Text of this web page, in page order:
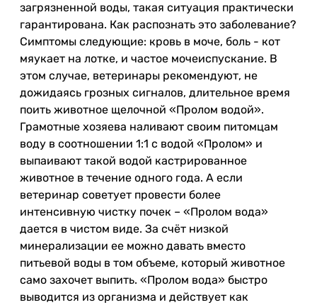
загрязненной воды, такая ситуация практически
гарантирована. Как распознать это заболевание?
Симптомы следующие: кровь в моче, боль - кот
мяукает на лотке, и частое мочеиспускание. В
этом случае, ветеринары рекомендуют, не
дожидаясь грозных сигналов, длительное время
поить животное щелочной «Пролом водой».
Грамотные хозяева наливают своим питомцам
воду в соотношении 1:1 с водой «Пролом» и
выпаивают такой водой кастрированное
животное в течение одного года. А если
ветеринар советует провести более
интенсивную чистку почек – «Пролом вода»
дается в чистом виде. За счёт низкой
минерализации ее можно давать вместо
питьевой воды в том объеме, который животное
само захочет выпить. «Пролом вода» быстро
выводится из организма и действует как